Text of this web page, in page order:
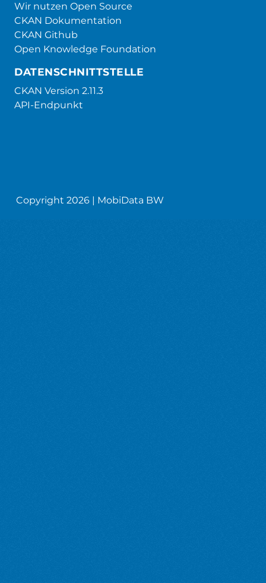
Wir nutzen Open Source
CKAN Dokumentation
CKAN Github
Open Knowledge Foundation
DATENSCHNITTSTELLE
CKAN Version 2.11.3
API-Endpunkt
Copyright 2026 | MobiData BW